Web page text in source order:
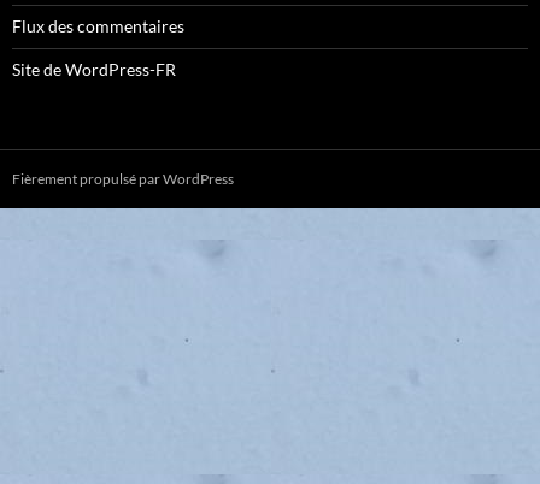
Flux des commentaires
Site de WordPress-FR
Fièrement propulsé par WordPress